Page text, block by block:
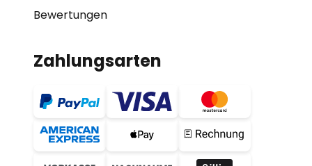
Bewertungen
Zahlungsarten